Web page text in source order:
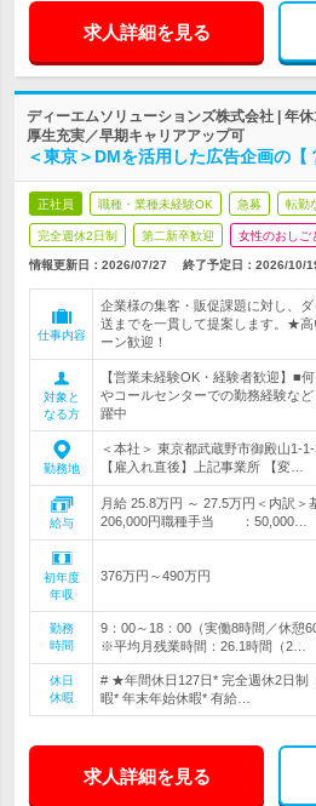
求人詳細を見る
ディーエムソリューションズ株式会社 | 年
厚生充実／早期キャリアアップ可
＜東京＞DMを活用した広告企画の
正社員 職種・業種未経験OK 急募 転勤
完全週休2日制 第二新卒歓迎 女性のおしご
情報更新日：2026/07/27 終了予定日： 2026/10/
仕事内容
企業様の集客・販促課題に対し、
送までを一貫して提案します。★
ーン歓迎！
対象と
なる方
【営業未経験OK・経験者歓迎】■
やコールセンターでの勤務経験な
躍中
勤務地
＜本社＞ 東京都武蔵野市御殿山1-
【雇入れ直後】上記事業所 【変…
給与
月給 25.8万円 ～ 27.5万円＜内
206,000円職種手当 ：50,000…
初年度
年収
376万円～490万円
勤務
時間
9：00～18：00（実働8時間／休憩
※平均月残業時間：26.1時間（2…
休日
休暇
# ★年間休日127日* 完全週休2日制
暇* 年末年始休暇* 有給…
求人詳細を見る